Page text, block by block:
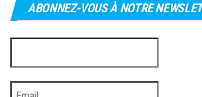
ABONNEZ-VOUS À NOTRE